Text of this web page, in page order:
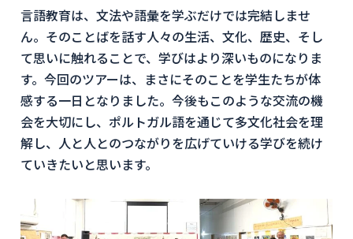
言語教育は、文法や語彙を学ぶだけでは完結しませ
ん。そのことばを話す人々の生活、文化、歴史、そし
て思いに触れることで、学びはより深いものになりま
す。今回のツアーは、まさにそのことを学生たちが体
感する一日となりました。今後もこのような交流の機
会を大切にし、ポルトガル語を通じて多文化社会を理
解し、人と人とのつながりを広げていける学びを続け
ていきたいと思います。